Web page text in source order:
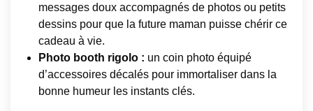
messages doux accompagnés de photos ou petits
dessins pour que la future maman puisse chérir ce
cadeau à vie.
Photo booth rigolo : un coin photo équipé
d’accessoires décalés pour immortaliser dans la
bonne humeur les instants clés.